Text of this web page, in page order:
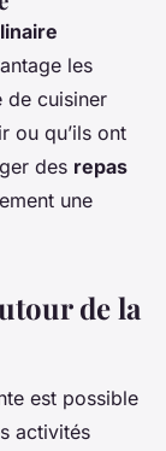
les
de cuisiner
ou qu’ils ont
des repas
une
de la
est possible
activités